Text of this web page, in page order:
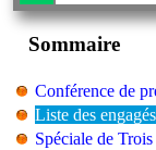
Sommaire
Conférence de
Liste des engagés
Spéciale de